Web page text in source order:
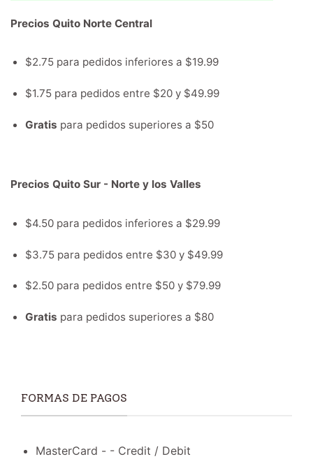
Precios Quito Norte Central
$2.75 para pedidos inferiores a $19.99
$1.75 para pedidos entre $20 y $49.99
Gratis para pedidos superiores a $50
Precios Quito Sur - Norte y los Valles
$4.50 para pedidos inferiores a $29.99
$3.75 para pedidos entre $30 y $49.99
$2.50 para pedidos entre $50 y $79.99
Gratis para pedidos superiores a $80
FORMAS DE PAGOS
MasterCard - - Credit / Debit